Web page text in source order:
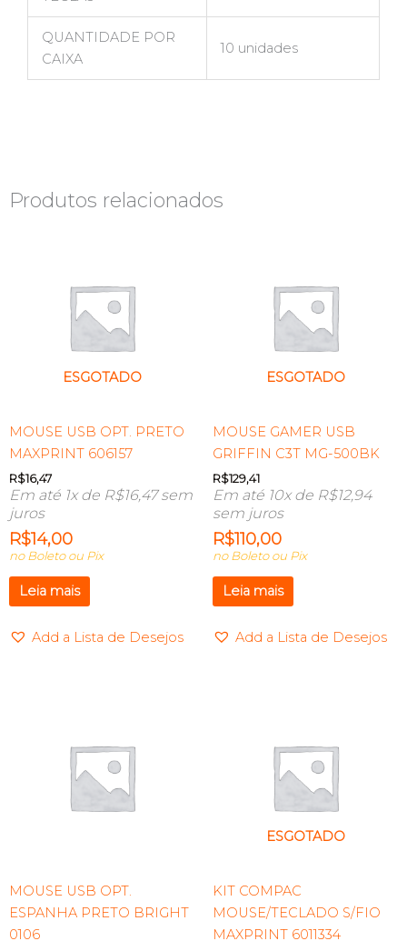
QUANTIDADE POR
CAIXA
10 unidades
Produtos relacionados
ESGOTADO
MOUSE USB OPT. PRETO
MAXPRINT 606157
R$16,47
Em até 1x de R$16,47sem
juros
R$14,00
no Boleto ou Pix
Leia mais
Add a Lista de Desejos
ESGOTADO
MOUSE GAMER USB
GRIFFIN C3T MG-500BK
R$129,41
Em até 10x de R$12,94
sem juros
R$110,00
no Boleto ou Pix
Leia mais
Add a Lista de Desejos
MOUSE USB OPT.
ESPANHA PRETO BRIGHT
0106
ESGOTADO
KIT COMPAC
MOUSE/TECLADO S/FIO
MAXPRINT 6011334